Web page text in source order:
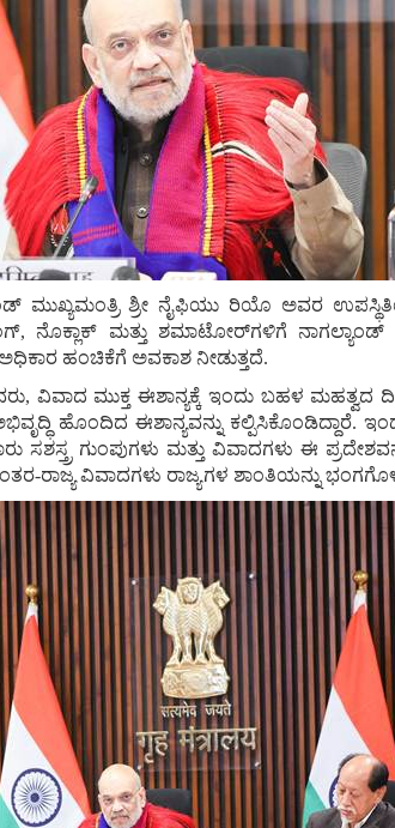
ಮುಖ್ಯಮಂತ್ರಿ ಶ್ರೀ ನೈಫಿಯು ರಿಯೊ ಅವರ
ನೊಕ್ಲಾಕ್‌ ಮತ್ತು ಶಮಾಟೋರ್‌ಗಳಿಗೆ
ಹಂಚಿಕೆಗೆ ಅವಕಾಶ ನೀಡುತ್ತದೆ.
ವಿವಾದ ಮುಕ್ತ ಈಶಾನ್ಯಕ್ಕೆ ಇಂದು ಬಹಳ ಮಹತ್ವದ
ಹೊಂದಿದ ಈಶಾನ್ಯವನ್ನು ಕಲ್ಪಿಸಿಕೊಂಡಿದ್ದಾರೆ.
ಗುಂಪುಗಳು ಮತ್ತು ವಿವಾದಗಳು ಈ
ರಾಜ್ಯ ವಿವಾದಗಳು ರಾಜ್ಯಗಳ ಶಾಂತಿಯನ್ನು